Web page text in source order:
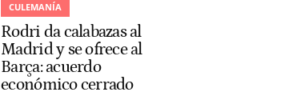
CULEMANÍA
Rodri da calabazas al
Madrid y se ofrece al
Barça: acuerdo
económico cerrado